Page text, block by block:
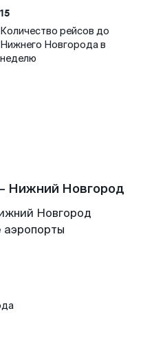
15
Количество рейсов до
Нижнего Новгорода в
неделю
Нижний Новгород
Новгород